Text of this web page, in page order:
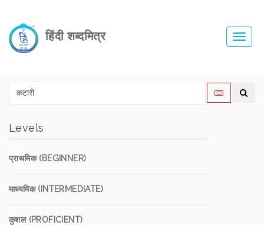
हिंदी शब्दमित्र
Levels
प्राथमिक (BEGINNER)
माध्यमिक (INTERMEDIATE)
कुशल (PROFICIENT)